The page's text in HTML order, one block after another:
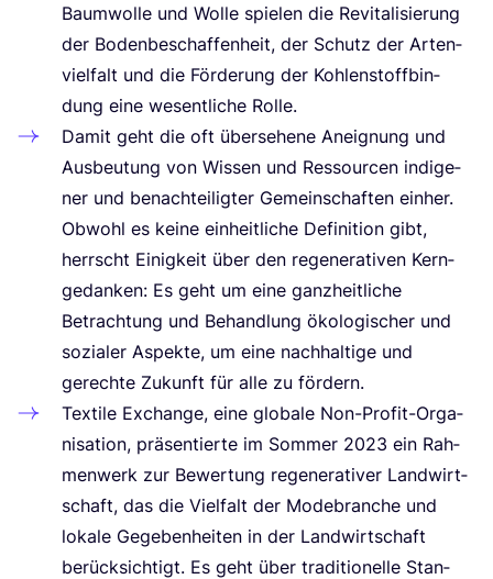
Baum­wol­le und Wol­le spie­len die Revi­ta­li­sie­rung
der Boden­be­schaf­fen­heit, der Schutz der Arten­
viel­falt und die För­de­rung der Koh­len­stoff­bin­
dung eine wesent­li­che Rolle.
Damit geht die oft über­se­he­ne Aneig­nung und
Aus­beu­tung von Wis­sen und Res­sour­cen indi­ge­
ner und benach­tei­lig­ter Gemein­schaf­ten ein­her.
Obwohl es kei­ne ein­heit­li­che Defi­ni­ti­on gibt,
herrscht Einig­keit über den rege­ne­ra­ti­ven Kern­
ge­dan­ken: Es geht um eine ganz­heit­li­che
Betrach­tung und Behand­lung öko­lo­gi­scher und
sozia­ler Aspek­te, um eine nach­hal­ti­ge und
gerech­te Zukunft für alle zu fördern.
Tex­ti­le Exch­an­ge, eine glo­ba­le Non-Pro­fit-Orga­
ni­sa­ti­on, prä­sen­tier­te im Som­mer 2023 ein Rah­
men­werk zur Bewer­tung rege­ne­ra­ti­ver Land­wirt­
schaft, das die Viel­falt der Mode­bran­che und
loka­le Gege­ben­hei­ten in der Land­wirt­schaft
berück­sich­tigt. Es geht über tra­di­tio­nel­le Stan­